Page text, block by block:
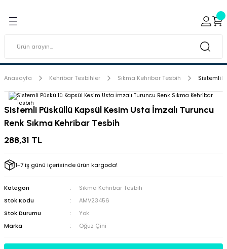
Porselen Boyaları (Toz
Boyaları
Kabartma Boyaları
Tabaklar
Anasayfa Kehribar Tesbihler Sıkma Kehribar Tesbih Sistemli
Sistemli Püsküllü Kapsül Kesim Usta İmzalı Turuncu
Renk Sıkma Kehribar Tesbih
288,31 TL
1-7 iş günü içerisinde ürün kargoda!
Kategori
Sıkma Kehribar Tesbih
Stok Kodu
AMV23456
Stok Durumu
Yok
Marka
Oğuz Çini